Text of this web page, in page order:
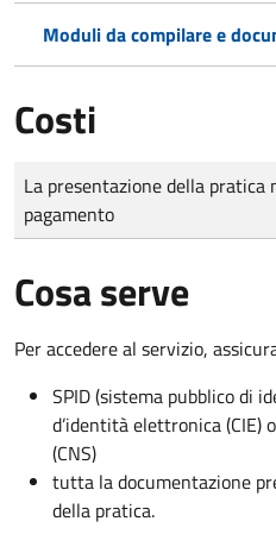
Moduli da compilare e
Costi
Tipo di pagamento
Importo
La presentazione della pratica
pagamento
Cosa serve
Per accedere al servizio,
SPID (sistema pubblico di
d’identità elettronica (CIE)
(CNS)
tutta la documentazione
della pratica.